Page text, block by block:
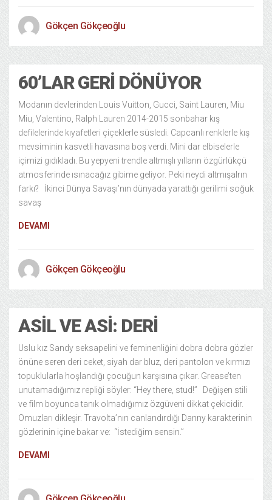
Gökçen Gökçeoğlu
60’LAR GERI DÖNÜYOR
Modanın devlerinden Louis Vuitton, Gucci, Saint Lauren, Miu
Miu, Valentino, Ralph Lauren 2014-2015 sonbahar kış
defilelerinde kıyafetleri çiçeklerle süsledi. Capcanlı renklerle kış
mevsiminin kasvetli havasına boş verdi. Mini dar elbiselerle
içimizi gıdıkladı. Bu yepyeni trendle altmışlı yılların özgürlükçü
atmosferinde ısınacağız gibime geliyor. Peki neydi altmışalrın
farkı? İkinci Dünya Savaşı’nın dünyada yarattığı gerilimi soğuk
savaş
DEVAMI
Gökçen Gökçeoğlu
ASIL VE ASI: DERI
Uslu kız Sandy seksapelini ve feminenliğini dobra dobra gözler
önüne seren deri ceket, siyah dar bluz, deri pantolon ve kırmızı
topuklularla hoşlandığı çocuğun karşısına çıkar. Grease’ten
unutamadığımız repliği söyler: “Hey there, stud!” Değişen stili
ve film boyunca tanık olmadığımız özgüveni dikkat çekicidir.
Omuzları dikleşir. Travolta’nın canlandırdığı Danny karakterinin
gözlerinin içine bakar ve: “İstediğim sensin.”
DEVAMI